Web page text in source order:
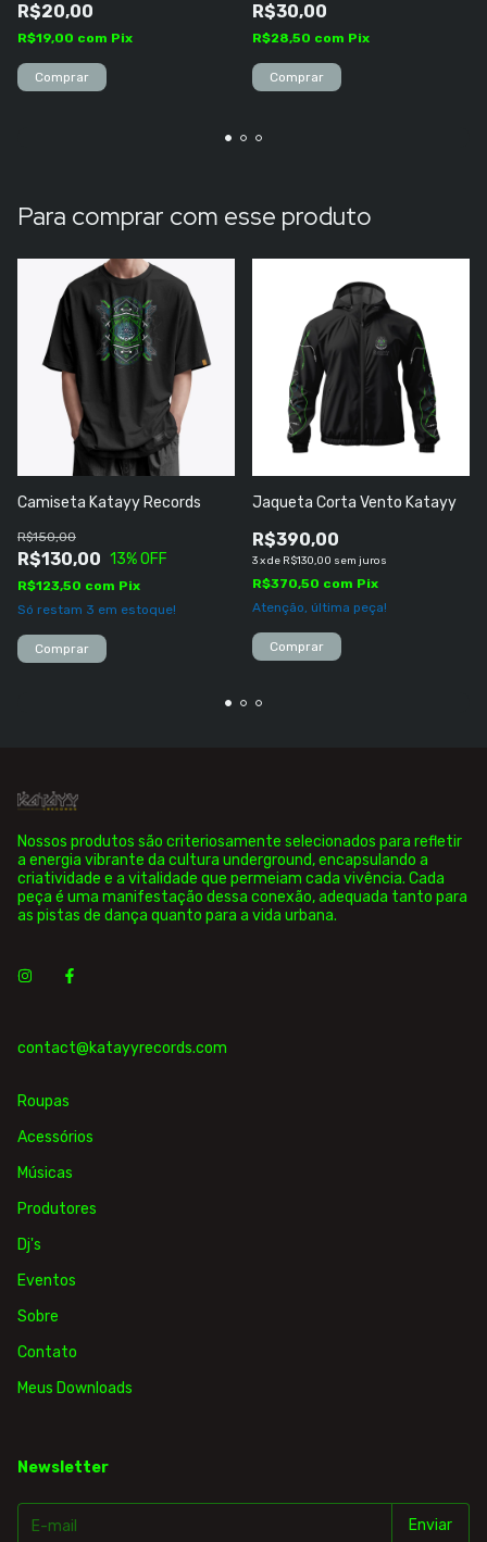
R$20,00
R$19,00 com Pix
R$30,00
R$28,50 com Pix
Para comprar com esse produto
Camiseta Katayy Records
R$130,00
R$150,00
13% OFF
R$123,50 com Pix
Só restam 3 em estoque!
Comprar
Jaqueta Corta Vento Katayy
R$390,00
3xde R$130,00 sem juros
R$370,50 com Pix
Atenção, última peça!
Comprar
Nossos produtos são criteriosamente selecionados para refletir
a energia vibrante da cultura underground, encapsulando a
criatividade e a vitalidade que permeiam cada vivência. Cada
peça é uma manifestação dessa conexão, adequada tanto para
as pistas de dança quanto para a vida urbana.
contact@katayyrecords.com
Roupas
Acessórios
Músicas
Produtores
Dj's
Eventos
Sobre
Contato
Meus Downloads
Newsletter